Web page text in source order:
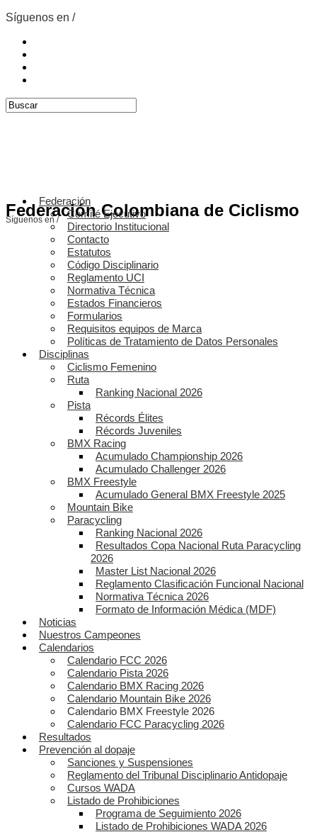
Síguenos en /
Federación Colombiana de Ciclismo
Síguenos en /
Federación
Comité Ejecutivo
Directorio Institucional
Contacto
Estatutos
Código Disciplinario
Reglamento UCI
Normativa Técnica
Estados Financieros
Formularios
Requisitos equipos de Marca
Políticas de Tratamiento de Datos Personales
Disciplinas
Ciclismo Femenino
Ruta
Ranking Nacional 2026
Pista
Récords Élites
Récords Juveniles
BMX Racing
Acumulado Championship 2026
Acumulado Challenger 2026
BMX Freestyle
Acumulado General BMX Freestyle 2025
Mountain Bike
Paracycling
Ranking Nacional 2026
Resultados Copa Nacional Ruta Paracycling
2026
Master List Nacional 2026
Reglamento Clasificación Funcional Nacional
Normativa Técnica 2026
Formato de Información Médica (MDF)
Noticias
Nuestros Campeones
Calendarios
Calendario FCC 2026
Calendario Pista 2026
Calendario BMX Racing 2026
Calendario Mountain Bike 2026
Calendario BMX Freestyle 2026
Calendario FCC Paracycling 2026
Resultados
Prevención al dopaje
Sanciones y Suspensiones
Reglamento del Tribunal Disciplinario Antidopaje
Cursos WADA
Listado de Prohibiciones
Programa de Seguimiento 2026
Listado de Prohibiciones WADA 2026